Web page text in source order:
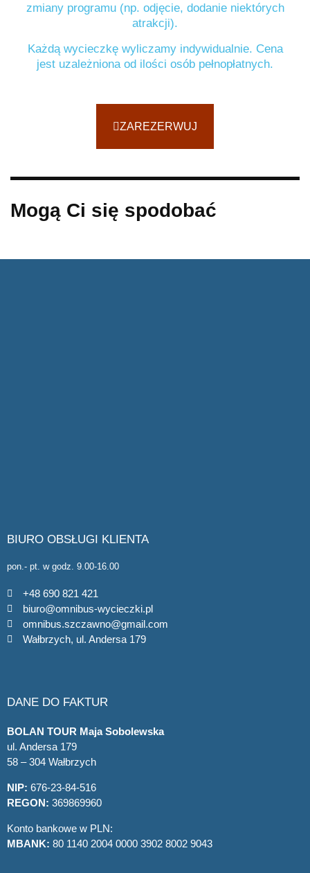
zmiany programu (np. odjęcie, dodanie niektórych
atrakcji).
Każdą wycieczkę wyliczamy indywidualnie. Cena
jest uzależniona od ilości osób pełnopłatnych.
ZAREZERWUJ
Mogą Ci się spodobać
BIURO OBSŁUGI KLIENTA
pon.- pt. w godz. 9.00-16.00
+48 690 821 421
biuro@omnibus-wycieczki.pl
omnibus.szczawno@gmail.com
Wałbrzych, ul. Andersa 179
DANE DO FAKTUR
BOLAN TOUR Maja Sobolewska
ul. Andersa 179
58 – 304 Wałbrzych
NIP: 676-23-84-516
REGON: 369869960
Konto bankowe w PLN:
MBANK: 80 1140 2004 0000 3902 8002 9043